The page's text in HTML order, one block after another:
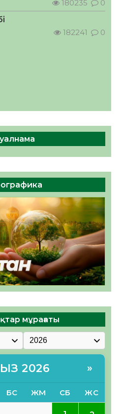
43 0
180235
0
182241 0
мұрағаты
2026 »
БС ЖМ СБ ЖС